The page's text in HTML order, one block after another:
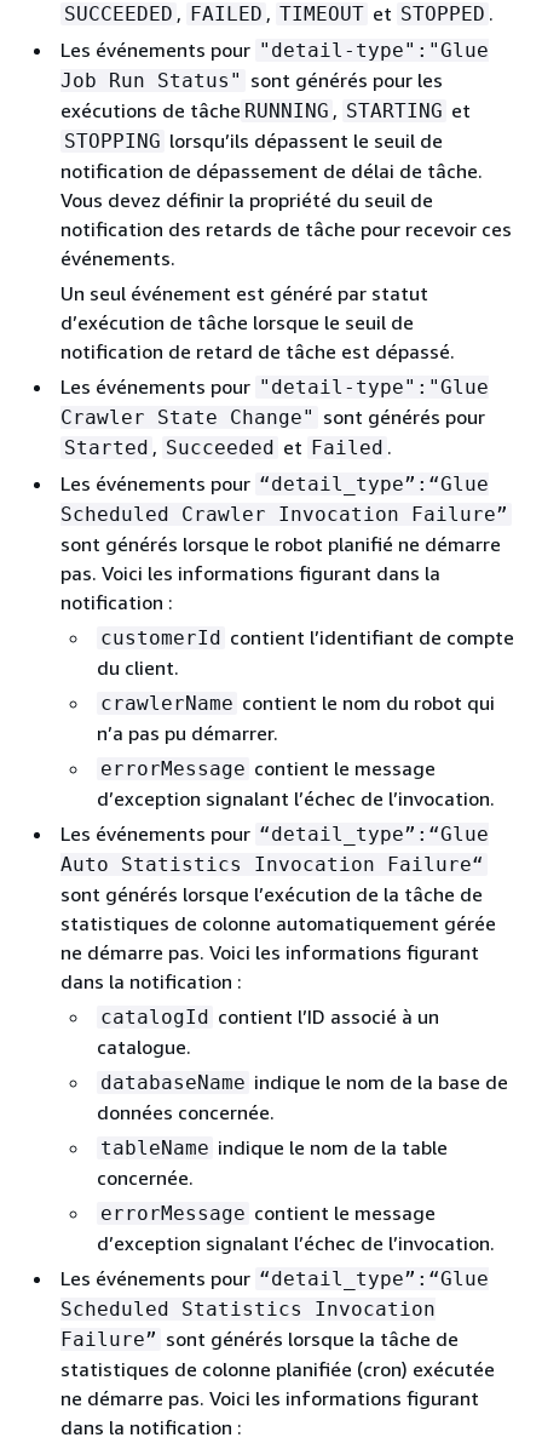
SUCCEEDED , FAILED , TIMEOUT et STOPPED .
Les événements pour "detail-type":"Glue
Job Run Status" sont générés pour les
exécutions de tâche RUNNING , STARTING et
STOPPING lorsqu’ils dépassent le seuil de
notification de dépassement de délai de tâche.
Vous devez définir la propriété du seuil de
notification des retards de tâche pour recevoir ces
événements.
Un seul événement est généré par statut
d’exécution de tâche lorsque le seuil de
notification de retard de tâche est dépassé.
Les événements pour "detail-type":"Glue
Crawler State Change" sont générés pour
Started , Succeeded et Failed .
Les événements pour “detail_type”:“Glue
Scheduled Crawler Invocation Failure”
sont générés lorsque le robot planifié ne démarre
pas. Voici les informations figurant dans la
notification :
customerId contient l’identifiant de compte
du client.
crawlerName contient le nom du robot qui
n’a pas pu démarrer.
errorMessage contient le message
d’exception signalant l’échec de l’invocation.
Les événements pour “detail_type”:“Glue
Auto Statistics Invocation Failure“
sont générés lorsque l’exécution de la tâche de
statistiques de colonne automatiquement gérée
ne démarre pas. Voici les informations figurant
dans la notification :
catalogId contient l’ID associé à un
catalogue.
databaseName indique le nom de la base de
données concernée.
tableName indique le nom de la table
concernée.
errorMessage contient le message
d’exception signalant l’échec de l’invocation.
Les événements pour “detail_type”:“Glue
Scheduled Statistics Invocation
Failure” sont générés lorsque la tâche de
statistiques de colonne planifiée (cron) exécutée
ne démarre pas. Voici les informations figurant
dans la notification :